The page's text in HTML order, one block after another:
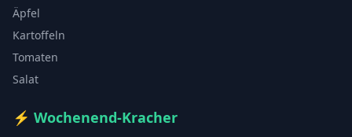
Äpfel
Kartoffeln
Tomaten
Salat
⚡ Wochenend-Kracher